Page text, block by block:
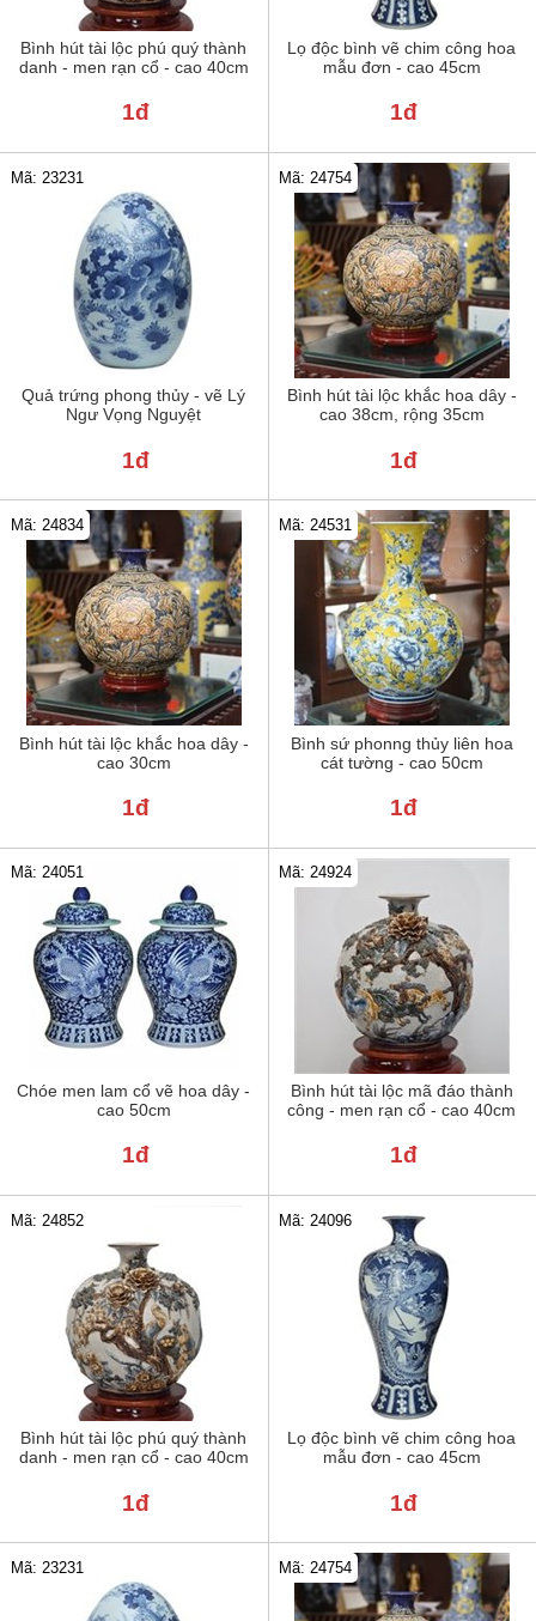
Bình hút tài lộc phú quý thành
danh - men rạn cổ - cao 40cm
1đ
Lọ độc bình vẽ chim công hoa
mẫu đơn - cao 45cm
1đ
Quả trứng phong thủy - vẽ Lý
Ngư Vọng Nguyệt
Mã: 23231
1đ
Bình hút tài lộc khắc hoa dây -
cao 38cm, rộng 35cm
Mã: 24754
1đ
Bình hút tài lộc khắc hoa dây -
cao 30cm
Mã: 24834
1đ
Bình sứ phonng thủy liên hoa
cát tường - cao 50cm
Mã: 24531
1đ
Chóe men lam cổ vẽ hoa dây -
cao 50cm
Mã: 24051
1đ
Bình hút tài lộc mã đáo thành
công - men rạn cổ - cao 40cm
Mã: 24924
1đ
Bình hút tài lộc phú quý thành
danh - men rạn cổ - cao 40cm
Mã: 24852
1đ
Lọ độc bình vẽ chim công hoa
mẫu đơn - cao 45cm
Mã: 24096
1đ
Mã: 23231 Mã: 24754